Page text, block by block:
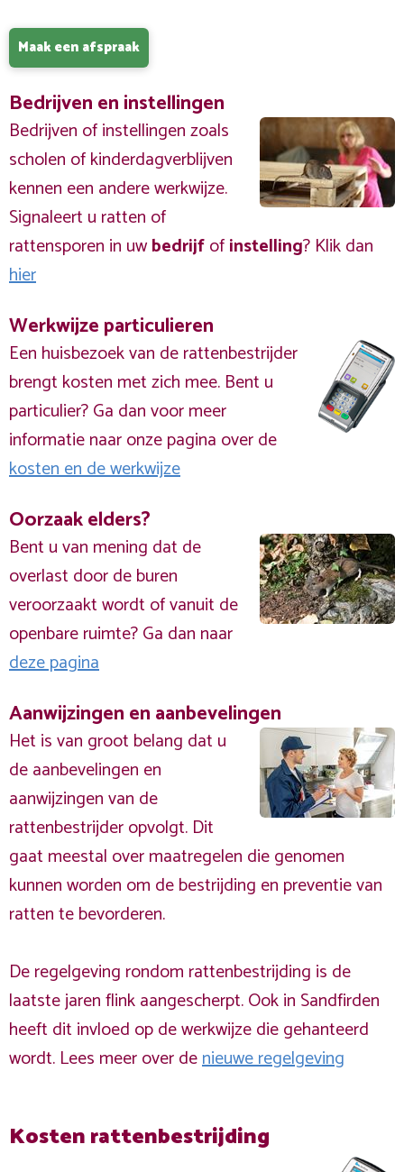
Maak een afspraak
Bedrijven en instellingen
Bedrijven of instellingen zoals
scholen of kinderdagverblijven
kennen een andere werkwijze.
Signaleert u ratten of
rattensporen in uwbedrijfofinstelling? Klik dan
hier
Werkwijze particulieren
Een huisbezoek van de rattenbestrijder
brengt kosten met zich mee. Bent u
particulier? Ga dan voor meer
informatie naar onze pagina over de
kosten en de werkwijze
Oorzaak elders?
Bent u van mening dat de
overlast door de buren
veroorzaakt wordt of vanuit de
openbare ruimte? Ga dan naar
deze pagina
Aanwijzingen en aanbevelingen
Het is van groot belang dat u
de aanbevelingen en
aanwijzingen van de
rattenbestrijder opvolgt. Dit
gaat meestal over maatregelen die genomen
kunnen worden om de bestrijding en preventie van
ratten te bevorderen.
De regelgeving rondom rattenbestrijding is de
laatste jaren flink aangescherpt. Ook in Sandfirden
heeft dit invloed op de werkwijze die gehanteerd
wordt. Lees meer over denieuwe regelgeving
Kosten rattenbestrijding